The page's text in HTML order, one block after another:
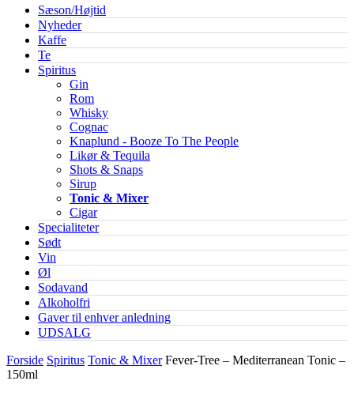
Sæson/Højtid
Nyheder
Kaffe
Te
Spiritus
Gin
Rom
Whisky
Cognac
Knaplund - Booze To The People
Likør & Tequila
Shots & Snaps
Sirup
Tonic & Mixer
Cigar
Specialiteter
Sødt
Vin
Øl
Sodavand
Alkoholfri
Gaver til enhver anledning
UDSALG
Forside Spiritus Tonic & Mixer Fever-Tree – Mediterranean Tonic –
150ml